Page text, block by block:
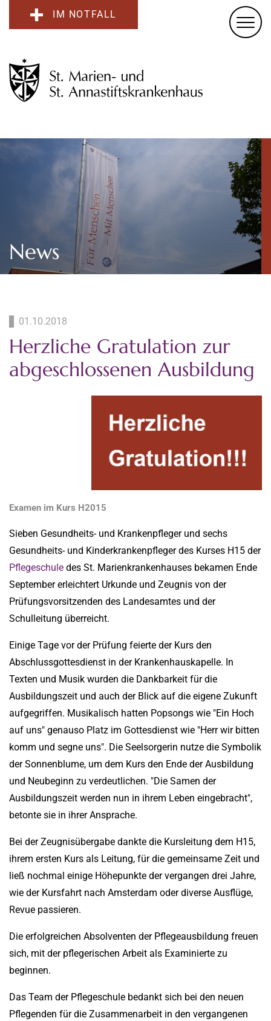
IM NOTFALL
News
01.10.2018
Herzliche Gratulation zur
abgeschlossenen Ausbildung
Examen im Kurs H2015
Sieben Gesundheits- und Krankenpfleger und sechs
Gesundheits- und Kinderkrankenpfleger des Kurses H15 der
Pflegeschule des St. Marienkrankenhauses bekamen Ende
September erleichtert Urkunde und Zeugnis von der
Prüfungsvorsitzenden des Landesamtes und der
Schulleitung überreicht.
Einige Tage vor der Prüfung feierte der Kurs den
Abschlussgottesdienst in der Krankenhauskapelle. In
Texten und Musik wurden die Dankbarkeit für die
Ausbildungszeit und auch der Blick auf die eigene Zukunft
aufgegriffen. Musikalisch hatten Popsongs wie "Ein Hoch
auf uns" genauso Platz im Gottesdienst wie "Herr wir bitten
komm und segne uns". Die Seelsorgerin nutze die Symbolik
der Sonnenblume, um dem Kurs den Ende der Ausbildung
und Neubeginn zu verdeutlichen. "Die Samen der
Ausbildungszeit werden nun in ihrem Leben eingebracht",
betonte sie in ihrer Ansprache.
Bei der Zeugnisübergabe dankte die Kursleitung dem H15,
ihrem ersten Kurs als Leitung, für die gemeinsame Zeit und
ließ nochmal einige Höhepunkte der vergangen drei Jahre,
wie der Kursfahrt nach Amsterdam oder diverse Ausflüge,
Revue passieren.
Die erfolgreichen Absolventen der Pflegeausbildung freuen
sich, mit der pflegerischen Arbeit als Examinierte zu
beginnen.
Das Team der Pflegeschule bedankt sich bei den neuen
Pflegenden für die Zusammenarbeit in den vergangenen